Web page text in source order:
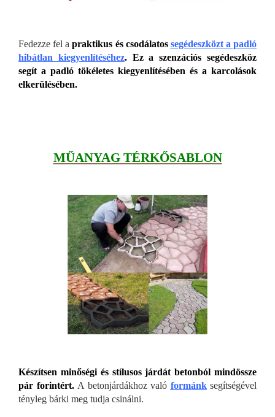
Fedezze fel apraktikus és csodálatos segédeszközt a padló
hibátlan kiegyenlítéséhez. Ez a szenzációs segédeszköz
segít a padló tökéletes kiegyenlítésében és a karcolások
elkerülésében.
MŰANYAG TÉRKŐSABLON
Készítsen minőségi és stílusos járdát betonból mindössze
pár forintért.A betonjárdákhoz való formánksegítségével
tényleg bárki meg tudja csinálni.